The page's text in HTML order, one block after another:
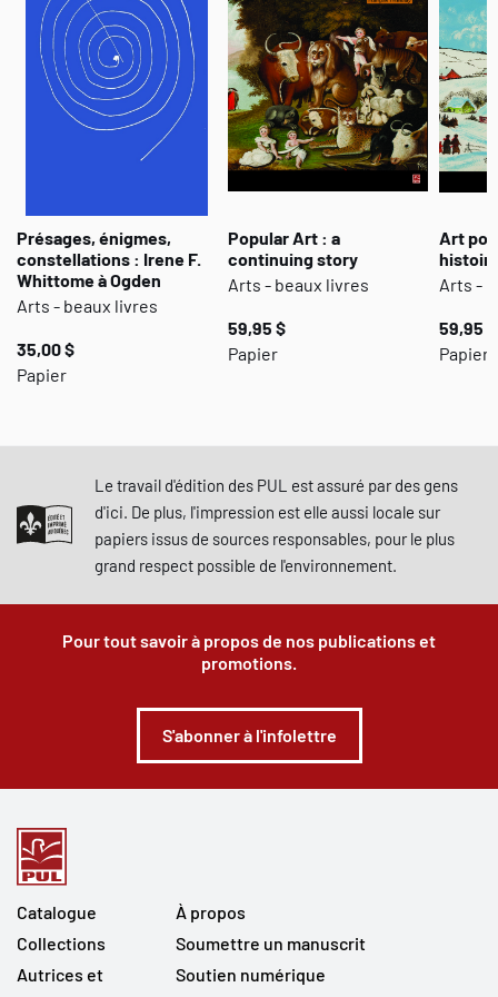
Présages, énigmes,
constellations : Irene F.
Whittome à Ogden
Arts - beaux livres
35,00 $
Papier
Popular Art : a
continuing story
Arts - beaux livres
59,95 $
Papier
Art
Arts -
59,95 $
Papier
Le travail d'édition des PUL est assuré par des gens
d'ici. De plus, l'impression est elle aussi locale sur
papiers issus de sources responsables, pour le plus
grand respect possible de l'environnement.
Pour tout savoir à propos de nos publications et
promotions.
S'abonner à l'infolettre
Catalogue
Collections
Autrices et
À propos
Soumettre un manuscrit
Soutien numérique